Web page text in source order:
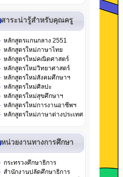
สาระน่ารู้สำหรับคุณครู
หลักสูตรแกนกลาง 2551
หลักสูตรใหม่ภาษาไทย
หลักสูตรใหม่คณิตศาสตร์
หลักสูตรใหม่วิทยาศาสตร์
หลักสูตรใหม่สังคมศึกษาฯ
หลักสูตรใหม่ศิลปะ
หลักสูตรใหม่สุขศึกษาฯ
หลักสูตรใหม่การงานอาชีพฯ
หลักสูตรใหม่ภาษาต่างประเทศ
หน่วยงานทางการศึกษา
กระทรวงศึกษาธิการ
สำนักงานปลัดศึกษาธิการ